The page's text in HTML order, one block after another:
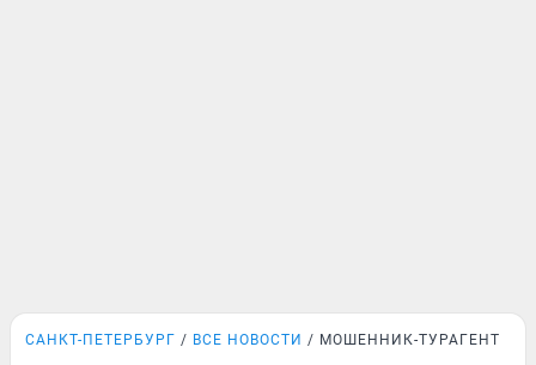
САНКТ-ПЕТЕРБУРГ ВСЕ НОВОСТИ МОШЕННИК-ТУРАГЕНТ